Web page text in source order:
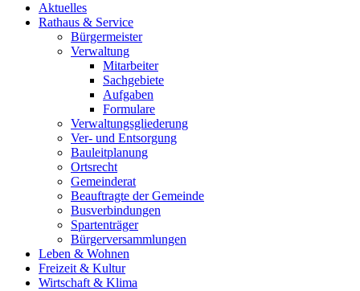
Aktuelles
Rathaus & Service
Bürgermeister
Verwaltung
Mitarbeiter
Sachgebiete
Aufgaben
Formulare
Verwaltungsgliederung
Ver- und Entsorgung
Bauleitplanung
Ortsrecht
Gemeinderat
Beauftragte der Gemeinde
Busverbindungen
Spartenträger
Bürgerversammlungen
Leben & Wohnen
Freizeit & Kultur
Wirtschaft & Klima